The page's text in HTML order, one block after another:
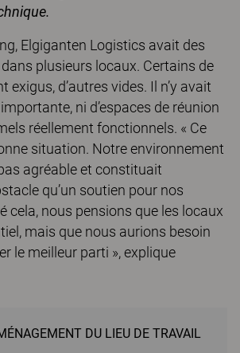
Elgiganten Logistics avait des
plusieurs locaux. Certains de
exigus, d’autres vides. Il n’y avait
ni d’espaces de réunion
réellement fonctionnels. « Ce
situation. Notre environnement
agréable et constituait
qu’un soutien pour nos
cela, nous pensions que les locaux
mais que nous aurions besoin
le meilleur parti », explique
DU LIEU DE TRAVAIL